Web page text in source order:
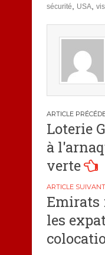
sécurité USA,
de
l’article
Loterie
à
verte
Emirats
les